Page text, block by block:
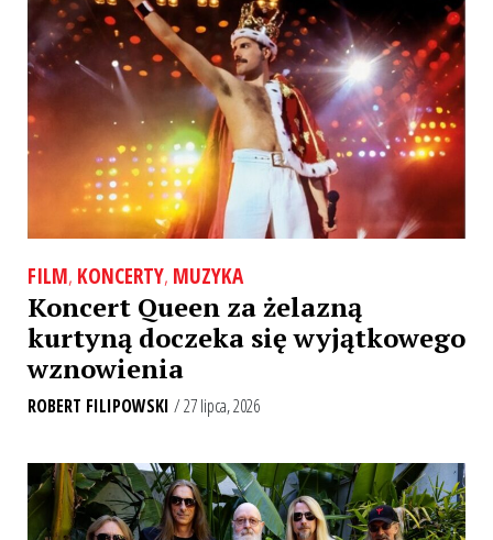
FILM, KONCERTY, MUZYKA
Koncert Queen za żelazną
kurtyną doczeka się wyjątkowego
wznowienia
ROBERT FILIPOWSKI / 27 lipca, 2026